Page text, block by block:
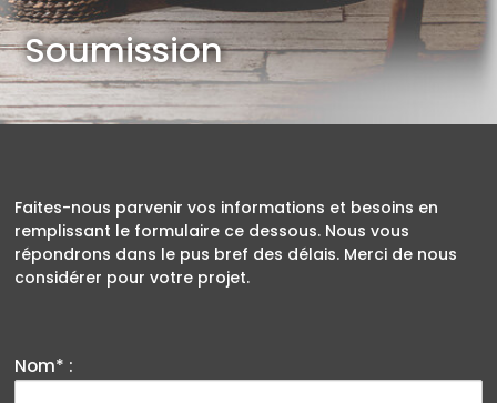
Soumission
Faites-nous parvenir vos informations et besoins en
remplissant le formulaire ce dessous. Nous vous
répondrons dans le pus bref des délais. Merci de nous
considérer pour votre projet.
Nom* :